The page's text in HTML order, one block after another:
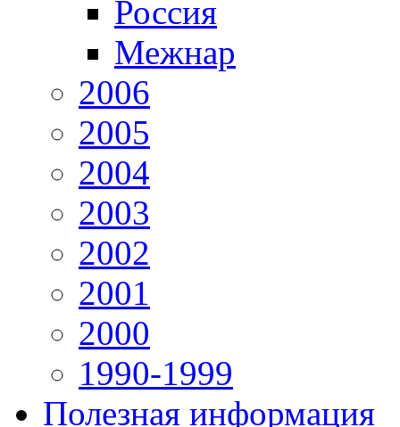
Россия
Межнар
2006
2005
2004
2003
2002
2001
2000
1990-1999
Полезная информация